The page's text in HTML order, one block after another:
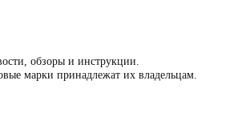
обзоры и инструкции.
марки принадлежат их владельцам.